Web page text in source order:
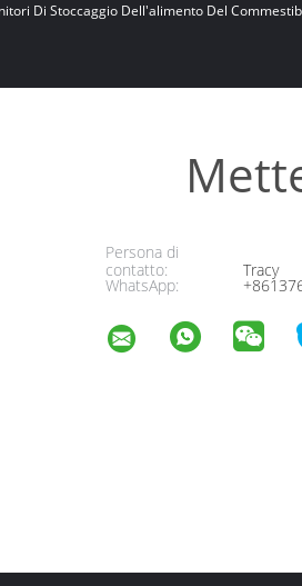
Di Stoccaggio Dell'alimento Del
Persona di
contatto:
Tracy
WhatsApp: